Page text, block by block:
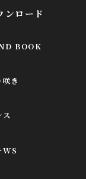
ンロード
BOOK
咲き
ス
WS